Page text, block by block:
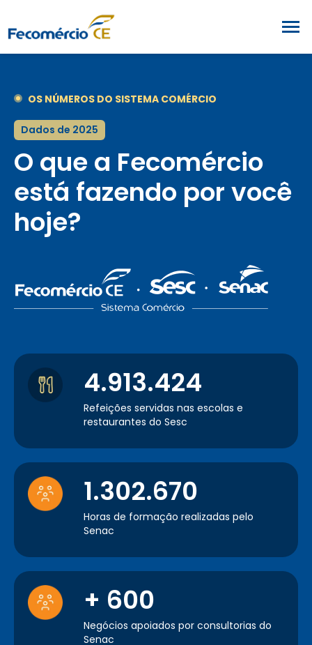
OS NÚMEROS DO SISTEMA COMÉRCIO
Dados de 2025
O que a Fecomércio
está fazendo por você
hoje?
4.913.424
Refeições servidas nas escolas e
restaurantes do Sesc
1.302.670
Horas de formação realizadas pelo
Senac
+ 600
Negócios apoiados por consultorias do
Senac